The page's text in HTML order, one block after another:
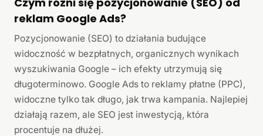
reklam Google Ads?
Pozycjonowanie (SEO) to działania budujące
widoczność w bezpłatnych, organicznych wynikach
wyszukiwania Google – ich efekty utrzymują się
długoterminowo. Google Ads to reklamy płatne (PPC),
widoczne tylko tak długo, jak trwa kampania. Najlepiej
działają razem, ale SEO jest inwestycją, która
procentuje na dłużej.